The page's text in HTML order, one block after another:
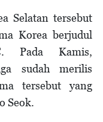
Selatan tersebut
Korea berjudul
Pada Kamis,
sudah merilis
tersebut yang
Seok.